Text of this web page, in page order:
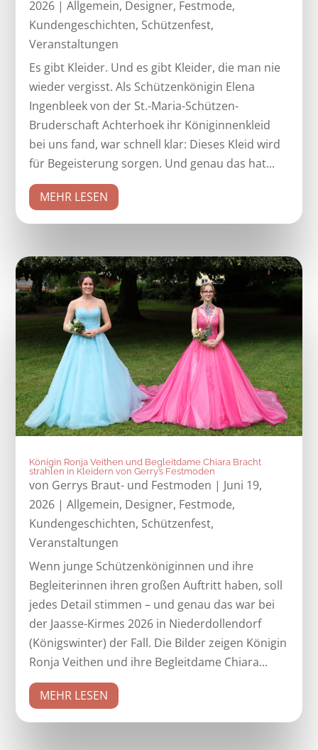
2026 |Allgemein, Designer, Festmode,
Kundengeschichten, Schützenfest,
Veranstaltungen
Es gibt Kleider. Und es gibt Kleider, die man nie
wieder vergisst. Als Schützenkönigin Elena
Ingenbleek von der St.-Maria-Schützen-
Bruderschaft Achterhoek ihr Königinnenkleid
bei uns fand, war schnell klar: Dieses Kleid wird
für Begeisterung sorgen. Und genau das hat...
MEHR LESEN
Königin Ronja Veithen und Begleitdame Chiara Bracht
strahlen in Kleidern von Gerry’s Festmoden
von Gerrys Braut- und Festmoden | Juni 19,
2026 |Allgemein, Designer, Festmode,
Kundengeschichten, Schützenfest,
Veranstaltungen
Wenn junge Schützenköniginnen und ihre
Begleiterinnen ihren großen Auftritt haben, soll
jedes Detail stimmen – und genau das war bei
der Jaasse-Kirmes 2026 in Niederdollendorf
(Königswinter) der Fall. Die Bilder zeigen Königin
Ronja Veithen und ihre Begleitdame Chiara...
MEHR LESEN